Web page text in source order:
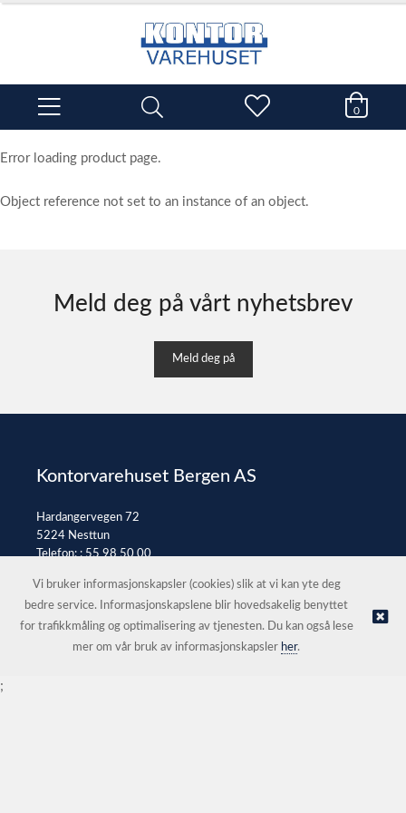
0
Error loading product page.
Object reference not set to an instance of an object.
Meld deg på vårt nyhetsbrev
Meld deg på
Kontorvarehuset Bergen AS
Hardangervegen 72
5224 Nesttun
Telefon: :55 98 50 00
© Kontorvarehuset Bergen AS |Nettbutikk levert av Kréatif
Vi bruker informasjonskapsler (cookies) slik at vi kan yte deg
bedre service. Informasjonskapslene blir hovedsakelig benyttet
for trafikkmåling og optimalisering av tjenesten. Du kan også lese
mer om vår bruk av informasjonskapsler her.
;